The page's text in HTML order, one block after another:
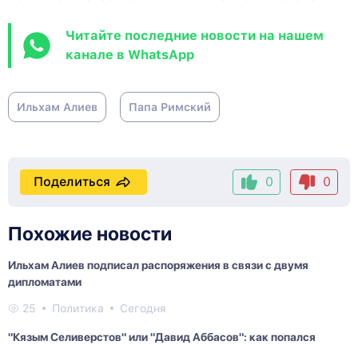
Читайте последние новости на нашем
канале в WhatsApp
Ильхам Алиев Папа Римский
0 0
Поделиться
Похожие новости
Ильхам Алиев подписал распоряжения в связи с двумя
дипломатами
25 Политика Сегодня
"Кязым Селиверстов" или "Давид Аббасов": как попался